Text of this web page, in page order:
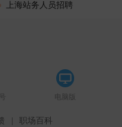
上海站务人员招聘
电脑版
职场百科